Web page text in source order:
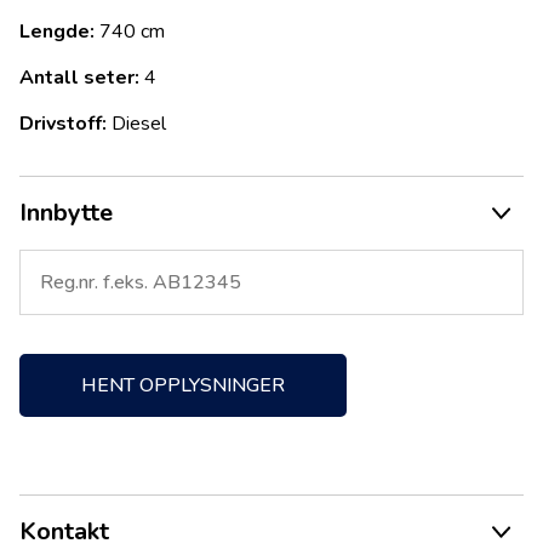
Lengde: 740 cm
Antall seter: 4
Drivstoff: Diesel
Innbytte
HENT OPPLYSNINGER
Kontakt